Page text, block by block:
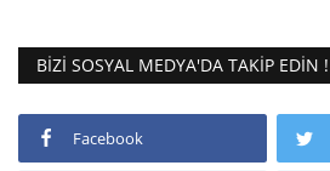
BIZI SOSYAL MEDYA'DA TAKIP EDIN !
Facebook